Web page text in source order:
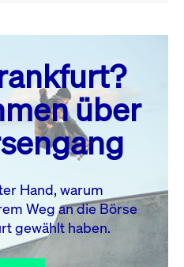
FR. SA. SO.
1
2
6 7 8
13 14
21 22
23
28
über
Hand, warum
Weg an die Börse
gewählt haben.